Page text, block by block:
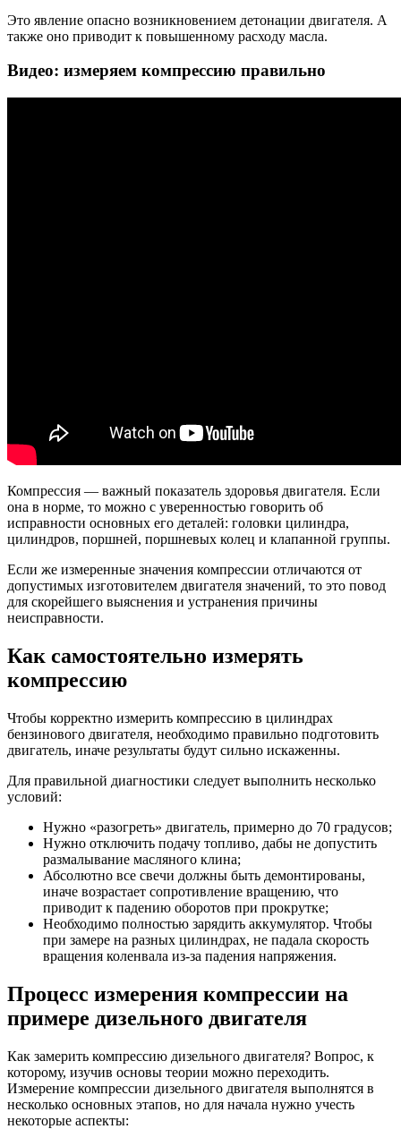
Это явление опасно возникновением детонации двигателя. А
также оно приводит к повышенному расходу масла.
Видео: измеряем компрессию правильно
Компрессия — важный показатель здоровья двигателя. Если
она в норме, то можно с уверенностью говорить об
исправности основных его деталей: головки цилиндра,
цилиндров, поршней, поршневых колец и клапанной группы.
Если же измеренные значения компрессии отличаются от
допустимых изготовителем двигателя значений, то это повод
для скорейшего выяснения и устранения причины
неисправности.
Как самостоятельно измерять
компрессию
Чтобы корректно измерить компрессию в цилиндрах
бензинового двигателя, необходимо правильно подготовить
двигатель, иначе результаты будут сильно искаженны.
Для правильной диагностики следует выполнить несколько
условий:
Нужно «разогреть» двигатель, примерно до 70 градусов;
Нужно отключить подачу топливо, дабы не допустить
размалывание масляного клина;
Абсолютно все свечи должны быть демонтированы,
иначе возрастает сопротивление вращению, что
приводит к падению оборотов при прокрутке;
Необходимо полностью зарядить аккумулятор. Чтобы
при замере на разных цилиндрах, не падала скорость
вращения коленвала из-за падения напряжения.
Процесс измерения компрессии на
примере дизельного двигателя
Как замерить компрессию дизельного двигателя? Вопрос, к
которому, изучив основы теории можно переходить.
Измерение компрессии дизельного двигателя выполнятся в
несколько основных этапов, но для начала нужно учесть
некоторые аспекты: